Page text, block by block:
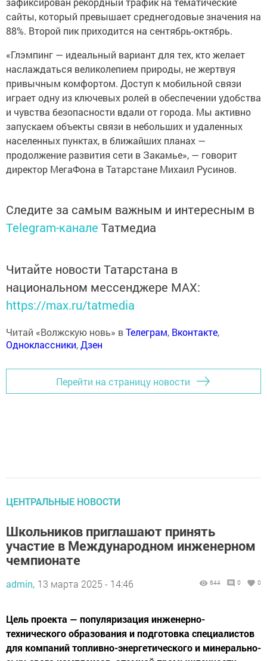
сайты, который превышает среднегодовые значения на
88%. Второй пик приходится на сентябрь-октябрь.
«Глэмпинг — идеальный вариант для тех, кто желает
наслаждаться великолепием природы, не жертвуя
привычным комфортом. Доступ к мобильной связи
играет одну из ключевых ролей в обеспечении удобства
и чувства безопасности вдали от города. Мы активно
запускаем объекты связи в небольших и удаленных
населенных пунктах, в ближайших планах —
продолжение развития сети в Закамье», — говорит
директор МегаФона в Татарстане Михаил Русинов.
Следите за самым важным и интересным в
Telegram-канале Татмедиа
Читайте новости Татарстана в
национальном мессенджере MАХ:
https://max.ru/tatmedia
Читай «Волжскую новь» вТелеграм, Вконтакте,
Одноклассники,Дзен
Перейти на страницу новости
ЦЕНТРАЛЬНЫЕ НОВОСТИ
Школьников приглашают принять
участие в Международном инженерном
чемпионате
admin, 13 марта 2025 - 14:46 644 0 0
Цель проекта — популяризация инженерно-
технического образования и подготовка специалистов
для компаний топливно-энергетического и минерально-